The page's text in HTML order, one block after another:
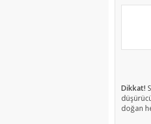
Dikkat!
doğan